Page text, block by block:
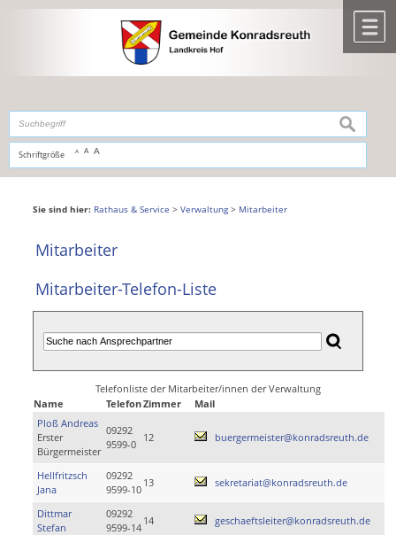
,zur Navigationoderzur Startseitespringen.
Schriftgröße A A A
suchen
Sie sind hier: Rathaus & Service > Verwaltung> Mitarbeiter
Mitarbeiter
Mitarbeiter-Telefon-Liste
Telefonliste der Mitarbeiter/innen der Verwaltung
Name
TelefonZimmer
Mail
Ploß Andreas
Erster
Bürgermeister
09292
9599-0
12 buergermeister@konradsreuth.de
Hellfritzsch
Jana
09292
9599-10
13 sekretariat@konradsreuth.de
Dittmar
Stefan
09292
9599-14
14 geschaeftsleiter@konradsreuth.de